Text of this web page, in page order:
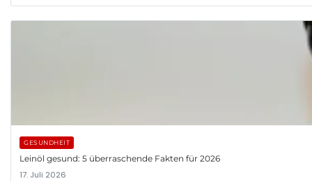
GESUNDHEIT
Leinöl gesund: 5 überraschende Fakten für 2026
17. Juli 2026